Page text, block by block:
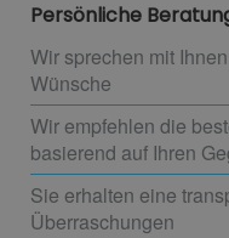
Persönliche
Wir sprechen mit
Wünsche
Wir empfehlen die
basierend auf Ihren
Sie erhalten eine
Überraschungen